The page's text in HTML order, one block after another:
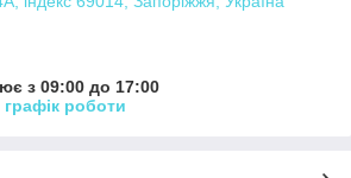
з 09:00 до 17:00
роботи